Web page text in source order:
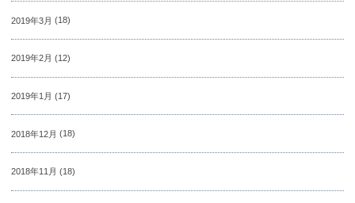
2019年3月 (18)
2019年2月 (12)
2019年1月 (17)
2018年12月 (18)
2018年11月 (18)